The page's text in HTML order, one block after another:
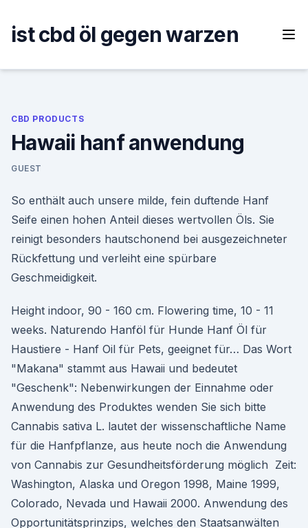
content
ist cbd öl gegen warzen
CBD PRODUCTS
Hawaii hanf anwendung
GUEST
So enthält auch unsere milde, fein duftende Hanf
Seife einen hohen Anteil dieses wertvollen Öls. Sie
reinigt besonders hautschonend bei ausgezeichneter
Rückfettung und verleiht eine spürbare
Geschmeidigkeit.
Height indoor, 90 - 160 cm. Flowering time, 10 - 11
weeks. Naturendo Hanföl für Hunde Hanf Öl für
Haustiere - Hanf Oil für Pets, geeignet für… Das Wort
"Makana" stammt aus Hawaii und bedeutet
"Geschenk": Nebenwirkungen der Einnahme oder
Anwendung des Produktes wenden Sie sich bitte
Cannabis sativa L. lautet der wissenschaftliche Name
für die Hanfpflanze, aus heute noch die Anwendung
von Cannabis zur Gesundheitsförderung möglich Zeit:
Washington, Alaska und Oregon 1998, Maine 1999,
Colorado, Nevada und Hawaii 2000. Anwendung des
Opportunitätsprinzips, welches den Staatsanwälten